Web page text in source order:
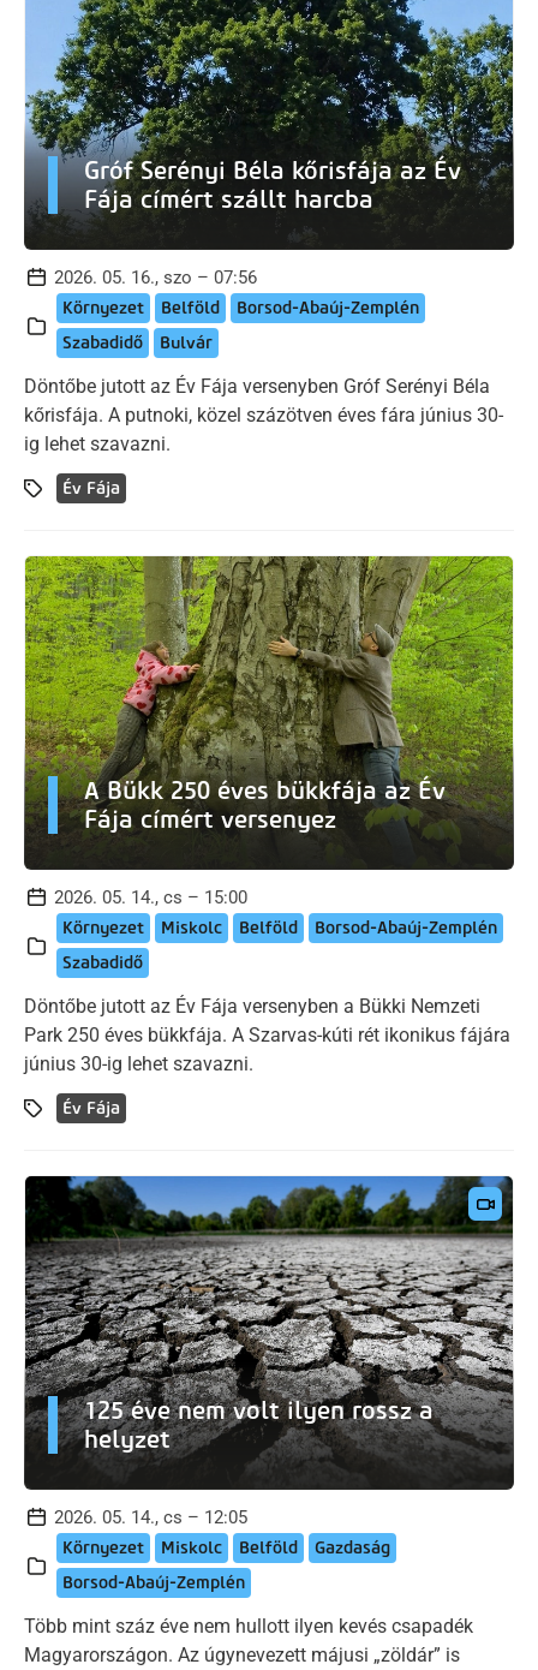
Gróf Serényi Béla kőrisfája az Év
Fája címért szállt harcba
2026. 05. 16., szo – 07:56
Környezet Belföld
Borsod-Abaúj-Zemplén
Szabadidő
Bulvár
Döntőbe jutott az Év Fája versenyben Gróf Serényi Béla
kőrisfája. A putnoki, közel százötven éves fára június 30-
ig lehet szavazni.
Év Fája
A Bükk 250 éves bükkfája az Év
Fája címért versenyez
2026. 05. 14., cs – 15:00
Környezet Miskolc Belföld
Borsod-Abaúj-Zemplén
Szabadidő
Döntőbe jutott az Év Fája versenyben a Bükki Nemzeti
Park 250 éves bükkfája. A Szarvas-kúti rét ikonikus fájára
június 30-ig lehet szavazni.
Év Fája
125 éve nem volt ilyen rossz a
helyzet
2026. 05. 14., cs – 12:05
Környezet Miskolc Belföld
Gazdaság
Borsod-Abaúj-Zemplén
Több mint száz éve nem hullott ilyen kevés csapadék
Magyarországon. Az úgynevezett májusi „zöldár” is